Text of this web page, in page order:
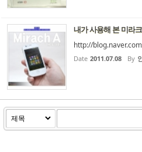
내가 사용해 본 미라
http://
Date 2011.07.08 By